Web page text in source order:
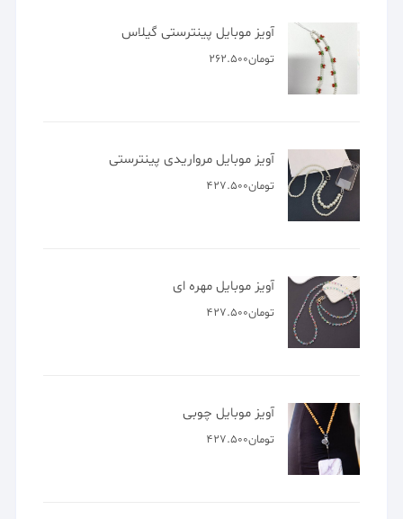
آویز موبایل پینترستی گیلاس
تومان262.500
آویز موبایل مرواریدی پینترستی
تومان427.500
آویز موبایل مهره ای
تومان427.500
آویز موبایل چوبی
تومان427.500